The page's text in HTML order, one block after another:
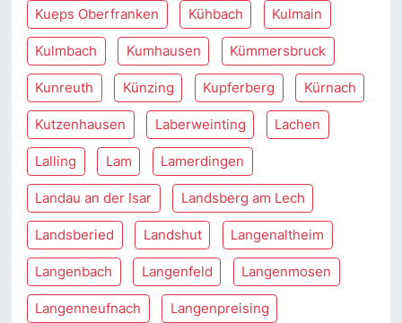
Kueps Oberfranken Kühbach Kulmain
Kulmbach Kumhausen Kümmersbruck
Kunreuth Künzing Kupferberg Kürnach
Kutzenhausen Laberweinting Lachen
Lalling Lam Lamerdingen
Landau an der Isar Landsberg am Lech
Landsberied Landshut Langenaltheim
Langenbach Langenfeld Langenmosen
Langenneufnach Langenpreising